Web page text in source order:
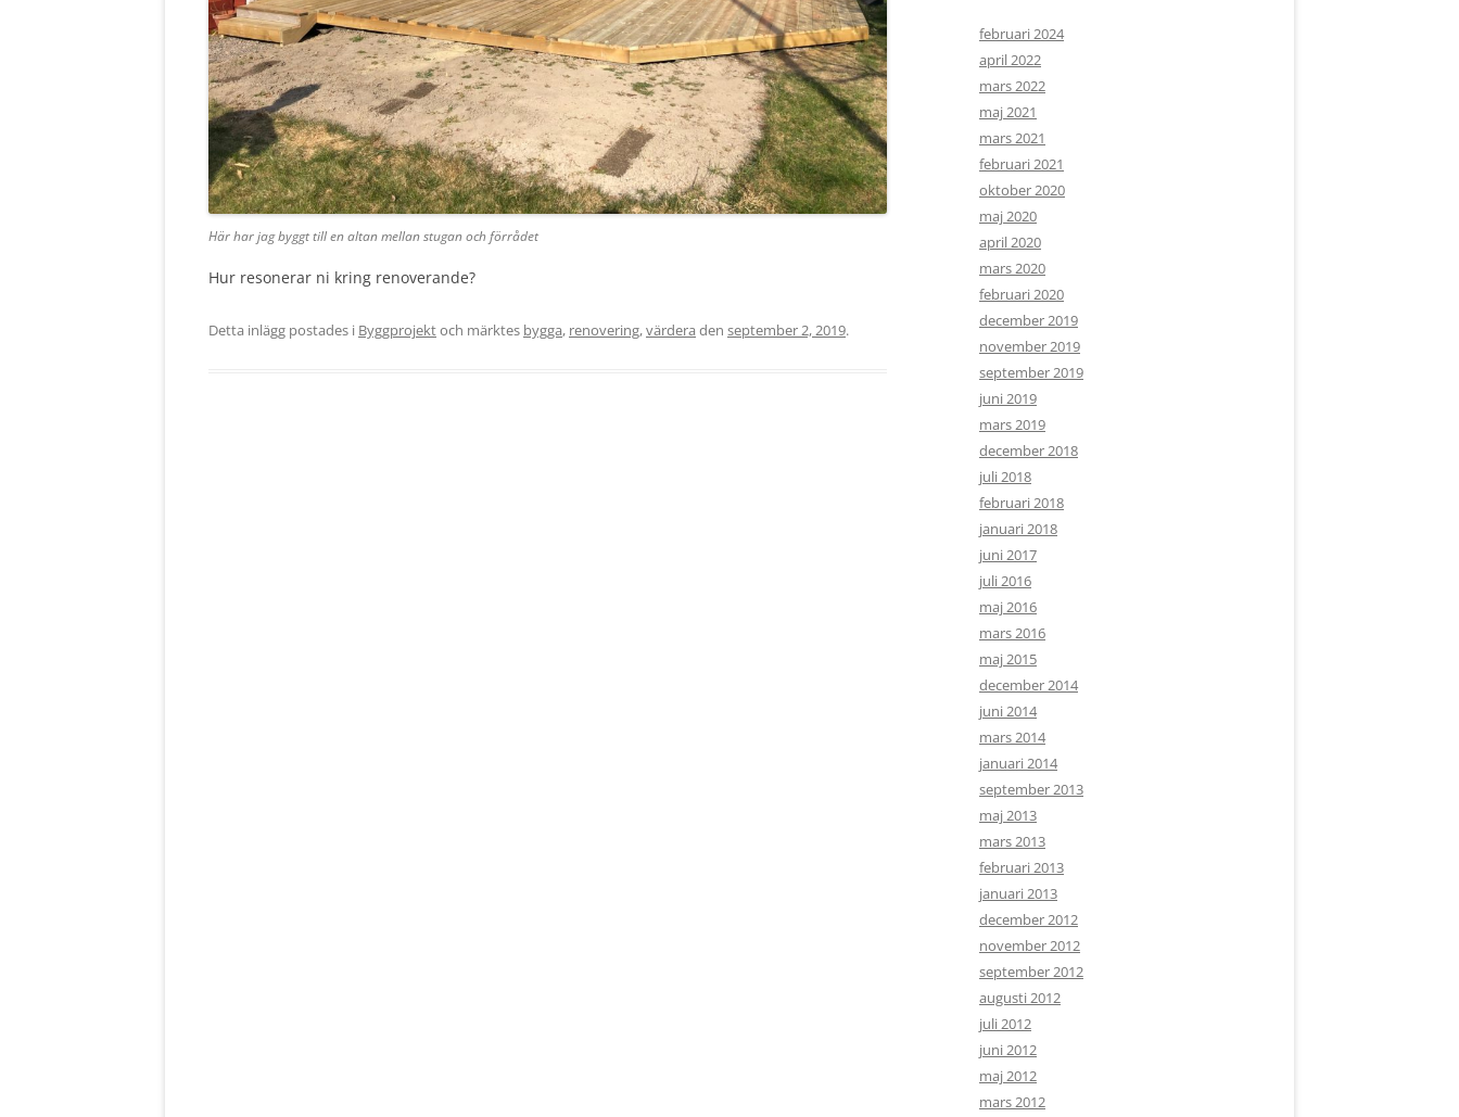
Här har jag byggt till en altan mellan stugan och förrådet
Hur resonerar ni kring renoverande?
Detta inlägg postades i Byggprojektoch märktes bygga, renovering,värdera den september 2, 2019.
februari 2024
april 2022
mars 2022
maj 2021
mars 2021
februari 2021
oktober 2020
maj 2020
april 2020
mars 2020
februari 2020
december 2019
november 2019
september 2019
juni 2019
mars 2019
december 2018
juli 2018
februari 2018
januari 2018
juni 2017
juli 2016
maj 2016
mars 2016
maj 2015
december 2014
juni 2014
mars 2014
januari 2014
september 2013
maj 2013
mars 2013
februari 2013
januari 2013
december 2012
november 2012
september 2012
augusti 2012
juli 2012
juni 2012
maj 2012
mars 2012